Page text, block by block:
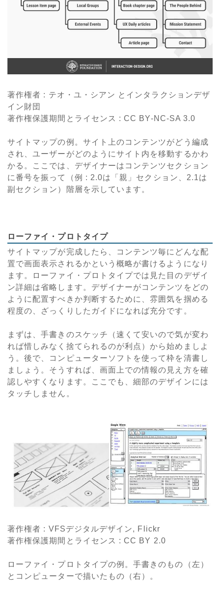
著作権者 : テオ・ユ・シアン とインタラクションデザ
イン財団
著作権保護期間とライセンス : CC BY-NC-SA 3.0
サイトマップの例。サイト上のコンテンツがどう編成
され、ユーザーがどのようにサイト内を移動するかわ
かる。ここでは、デザイナーはコンテンツセクション
に番号を振って（例 : 2.0は「親」セクション、2.1は
副セクション）階層を示しています。
ローファイ・プロトタイプ
サイトマップが完成したら、コンテンツ毎にどんな配
置で画面表示されるかという概略が書けるようになり
ます。ローファイ・プロトタイプでは見た目のデザイ
ン詳細は省略します。デザイナーがコンテンツをどの
ように配置すべきか判断するために、雰囲気を掴める
程度の、ざっくりしたガイドになれば充分です。
まずは、手書きのスケッチ（速くて安いので気が変わ
れば惜しみなく捨てられるのが利点）から始めましよ
う。後で、コンピューターソフトを使って枠を清書し
ましょう。そうすれば、画面上での情報の見え方を確
認しやすくなります。ここでも、細部のデザインには
タッチしません。
著作権者 : VFSデジタルデザイン, Flickr
著作権保護期間とライセンス : CC BY 2.0
ローファイ・プロトタイプの例。手書きのもの（左）
とコンピューターで描いたもの（右）。